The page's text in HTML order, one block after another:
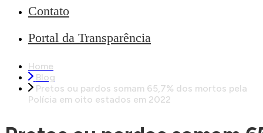
Contato
Portal da Transparência
Home
Blog
Pretos ou pardos somam 65,7% dos mortos pela
Polícia em oito estados em 2022